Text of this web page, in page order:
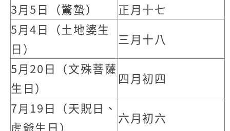
3月5日（驚蟄）
正月十七
5月4日（土地婆生
日）
三月十八
5月20日（文殊菩薩
生日）
四月初四
7月19日（天貺日、
虎爺生日）
六月初六